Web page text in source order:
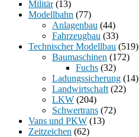
Militär(13)
Modellbahn (77)
Anlagenbau (44)
Fahrzeugbau (33)
Technischer Modellbau (519)
Baumaschinen (172)
Fuchs (32)
Ladungssicherung (14)
Landwirtschaft (22)
LKW (204)
Schwertrans (72)
Vans und PKW (13)
Zeitzeichen (62)